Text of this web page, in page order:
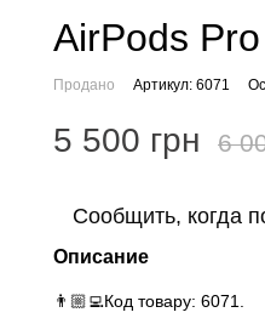
AirPods
Продано Артикул: 6071
5 500 грн 6
Сообщить, когда
Описание
👨🏼‍💻Код товару: 6071.